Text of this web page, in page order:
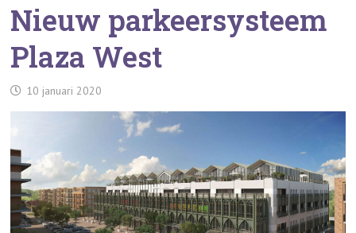
Nieuw parkeersysteem
Plaza West
10 januari 2020